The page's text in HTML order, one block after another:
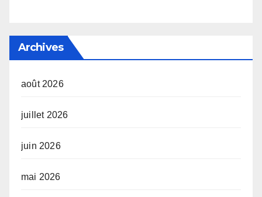
Archives
août 2026
juillet 2026
juin 2026
mai 2026